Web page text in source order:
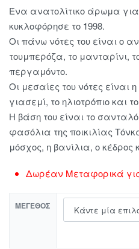
Ένα ανατολίτικο άρωμα
κυκλοφόρησε το 1998.
Οι πάνω νότες του είναι ο
τουμπερόζα, το μανταρίνι,
περγαμόντο.
Οι μεσαίες του νότες είναι
γιασεμί, το ηλιοτρόπιο και
Η βάση του είναι το
φασόλια της ποικιλίας
μόσχος, η βανίλια, ο
Δωρέαν Μεταφορικά
ΜΈΓΕΘΟΣ